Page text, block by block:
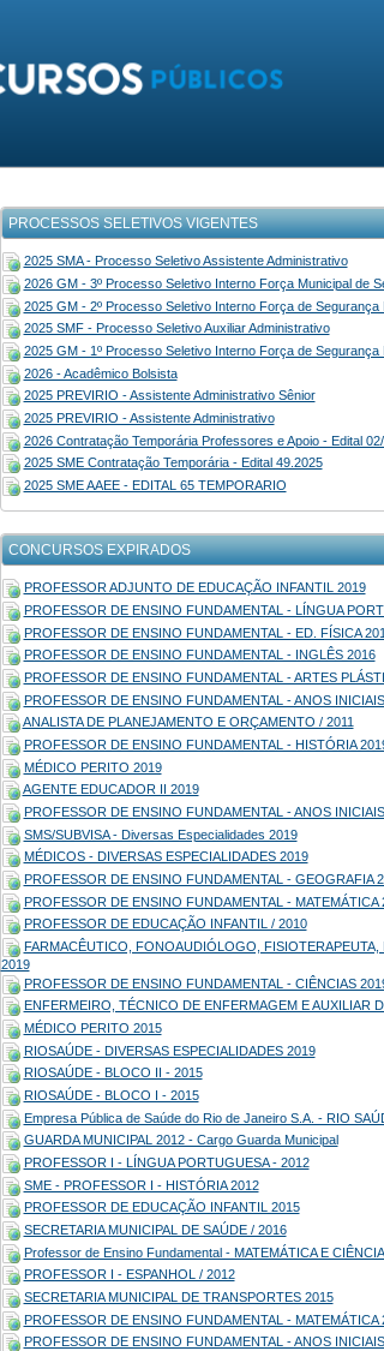
PROCESSOS SELETIVOS VIGENTES
2025 SMA - Processo Seletivo Assistente Administrativo
2026 GM - 3º Processo Seletivo Interno Força Municipal de
2025 GM - 2º Processo Seletivo Interno Força de Segurança
2025 SMF - Processo Seletivo Auxiliar Administrativo
2025 GM - 1º Processo Seletivo Interno Força de Segurança
2026 - Acadêmico Bolsista
2025 PREVIRIO - Assistente Administrativo Sênior
2025 PREVIRIO - Assistente Administrativo
2026 Contratação Temporária Professores e Apoio - Edital
2025 SME Contratação Temporária - Edital 49.2025
2025 SME AAEE - EDITAL 65 TEMPORARIO
CONCURSOS EXPIRADOS
PROFESSOR ADJUNTO DE EDUCAÇÃO INFANTIL 2019
PROFESSOR DE ENSINO FUNDAMENTAL - LÍNGUA
PROFESSOR DE ENSINO FUNDAMENTAL - ED. FÍSICA
PROFESSOR DE ENSINO FUNDAMENTAL - INGLÊS 2016
PROFESSOR DE ENSINO FUNDAMENTAL - ARTES
PROFESSOR DE ENSINO FUNDAMENTAL - ANOS
ANALISTA DE PLANEJAMENTO E ORÇAMENTO / 2011
PROFESSOR DE ENSINO FUNDAMENTAL - HISTÓRIA
MÉDICO PERITO 2019
AGENTE EDUCADOR II 2019
PROFESSOR DE ENSINO FUNDAMENTAL - ANOS
SMS/SUBVISA - Diversas Especialidades 2019
MÉDICOS - DIVERSAS ESPECIALIDADES 2019
PROFESSOR DE ENSINO FUNDAMENTAL - GEOGRAFIA
PROFESSOR DE ENSINO FUNDAMENTAL - MATEMÁTICA
PROFESSOR DE EDUCAÇÃO INFANTIL / 2010
FARMACÊUTICO, FONOAUDIÓLOGO,
2019
PROFESSOR DE ENSINO FUNDAMENTAL - CIÊNCIAS
ENFERMEIRO, TÉCNICO DE ENFERMAGEM E AUXILIAR
MÉDICO PERITO 2015
RIOSAÚDE - DIVERSAS ESPECIALIDADES 2019
RIOSAÚDE - BLOCO II - 2015
RIOSAÚDE - BLOCO I - 2015
Empresa Pública de Saúde do Rio de Janeiro S.A. - RIO
GUARDA MUNICIPAL 2012 - Cargo Guarda Municipal
PROFESSOR I - LÍNGUA PORTUGUESA - 2012
SME - PROFESSOR I - HISTÓRIA 2012
PROFESSOR DE EDUCAÇÃO INFANTIL 2015
SECRETARIA MUNICIPAL DE SAÚDE / 2016
Professor de Ensino Fundamental - MATEMÁTICA E
PROFESSOR I - ESPANHOL / 2012
SECRETARIA MUNICIPAL DE TRANSPORTES 2015
PROFESSOR DE ENSINO FUNDAMENTAL - MATEMÁTICA
PROFESSOR DE ENSINO FUNDAMENTAL - ANOS